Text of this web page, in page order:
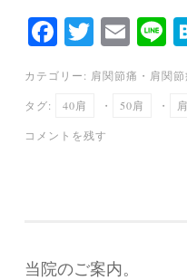
Fa
ce
bo
ok
T
wi
tte
E
m
ail
カテゴリー: 肩関節痛 ・ 肩関
タグ: 40肩 ・ 50肩 ・
コメントを残す
当院のご案内。